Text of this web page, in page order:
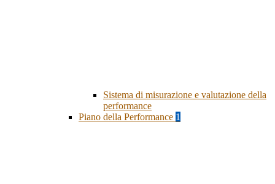
Sistema di misurazione e valutazione della
performance
Piano della Performance 1